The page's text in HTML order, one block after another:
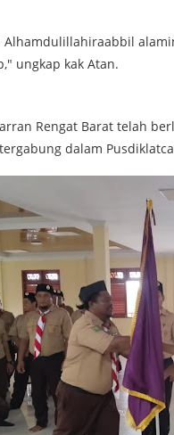
ungkap kak Atan.
Rengat Barat telah
dalam